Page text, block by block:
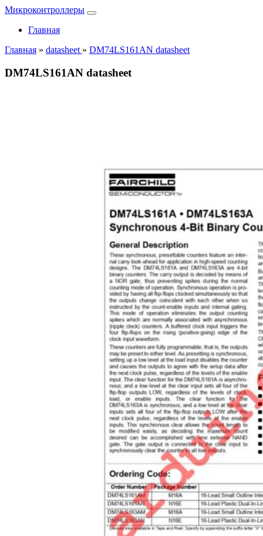
Микроконтроллеры
Главная
Главная » datasheet » DM74LS161AN datasheet
DM74LS161AN datasheet